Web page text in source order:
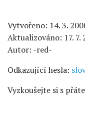
Vytvořeno: 14. 3.
Aktualizováno: 17. 7.
Autor: -red-
Odkazující hesla:
Vyzkoušejte si s